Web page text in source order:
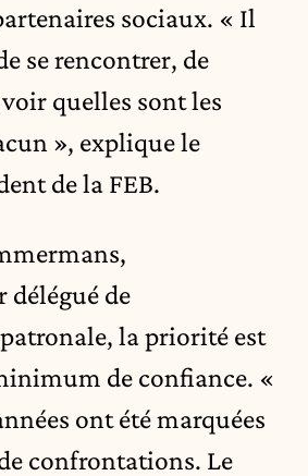
sociaux. « Il
se rencontrer, de
voir quelles sont les
», explique le
de la FEB.
de
la priorité est
de confiance. «
ont été marquées
confrontations. Le